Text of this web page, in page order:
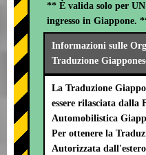
** È valida solo per
ingresso in Giappone.
Informazioni sulle
Traduzione
La Traduzione
essere rilasciata dalla
Automobilistica
Per ottenere la
Autorizzata